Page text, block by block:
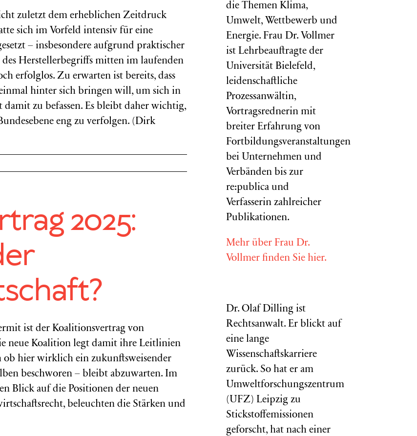
zuletzt dem erheblichen Zeitdruck
sich im Vorfeld intensiv für eine
– insbesondere aufgrund praktischer
Herstellerbegriffs mitten im laufenden
erfolglos. Zu erwarten ist bereits, dass
einmal hinter sich bringen will, um sich in
zu befassen. Es bleibt daher wichtig,
eng zu verfolgen. (Dirk
2025:
ist der Koalitionsvertrag von
neue Koalition legt damit ihre Leitlinien
ob hier wirklich ein zukunftsweisender
beschworen – bleibt abzuwarten. Im
Blick auf die Positionen der neuen
beleuchten die Stärken und
die Themen Klima,
Umwelt, Wettbewerb und
Energie. Frau Dr. Vollmer
ist Lehrbeauftragte der
Universität Bielefeld,
leidenschaftliche
Prozessanwältin,
Vortragsrednerin mit
breiter Erfahrung von
Fortbildungsveranstaltungen
bei Unternehmen und
Verbänden bis zur
re:publica und
Verfasserin zahlreicher
Publikationen.
Mehr über Frau Dr.
Vollmer finden Sie hier.
Dr. Olaf Dilling ist
Rechtsanwalt. Er blickt auf
eine lange
Wissenschaftskarriere
zurück. So hat er am
Umweltforschungszentrum
(UFZ) Leipzig zu
Stickstoffemissionen
geforscht, hat nach einer